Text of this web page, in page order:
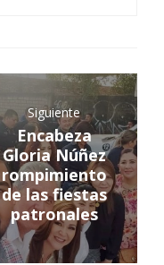
Siguiente
Encabeza
Gloria Núñez
rompimiento
de las fiestas
patronales